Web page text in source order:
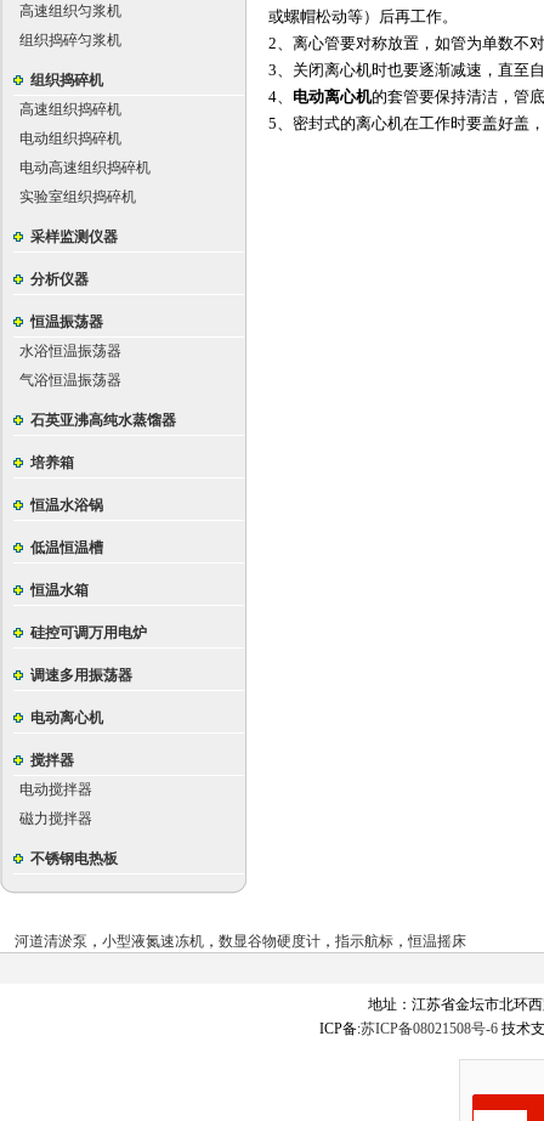
高速组织匀浆机
组织捣碎匀浆机
组织捣碎机
高速组织捣碎机
电动组织捣碎机
电动高速组织捣碎机
实验室组织捣碎机
采样监测仪器
分析仪器
恒温振荡器
水浴恒温振荡器
气浴恒温振荡器
石英亚沸高纯水蒸馏器
培养箱
恒温水浴锅
低温恒温槽
恒温水箱
硅控可调万用电炉
调速多用振荡器
电动离心机
搅拌器
电动搅拌器
磁力搅拌器
不锈钢电热板
或螺帽松动等）后再工作。
2、离心管要对称放置，如管为单数不
3、关闭离心机时也要逐渐减速，直至
4、 电动离心机的套管要保持清洁，管
5、密封式的离心机在工作时要盖好盖
河道清淤泵 ， 小型液氮速冻机 ， 数显谷物硬度计 ， 指示航标 ，恒温摇床
地址：江苏省金坛市北环
ICP备:苏ICP备08021508号-6 技术